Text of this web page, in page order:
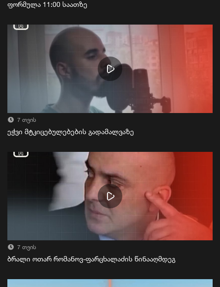
ფორმულა 11:00 საათზე
7 თვის
ეჭვი მტკიცებულებების გადამალვაზე
7 თვის
ბრალი ოთარ რომანოვ-ფარცხალაძის წინააღმდეგ